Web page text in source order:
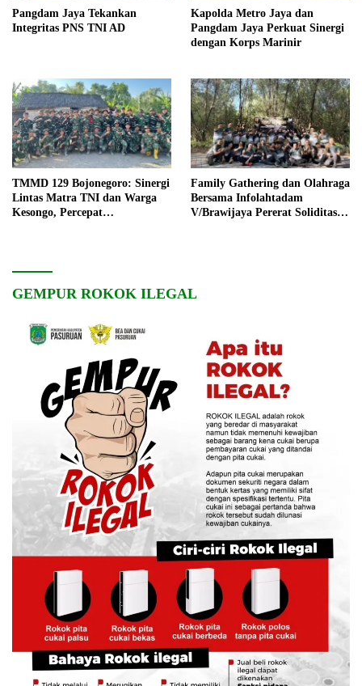
Pangdam Jaya Tekankan
Integritas PNS TNI AD
Kapolda Metro Jaya dan
Pangdam Jaya Perkuat Sinergi
dengan Korps Marinir
TMMD 129 Bojonegoro: Sinergi
Lintas Matra TNI dan Warga
Kesongo, Percepat
Family Gathering dan Olahraga
Bersama Infolahtadam
V/Brawijaya Pererat Soliditas
GEMPUR ROKOK ILEGAL